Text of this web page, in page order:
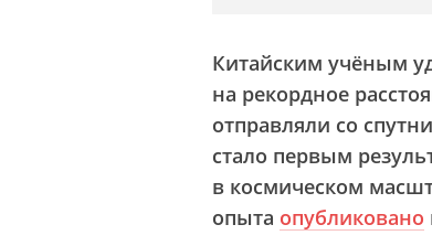
Китайским учёным
на рекордное
отправляли со
стало первым
в космическом
опыта опубликовано